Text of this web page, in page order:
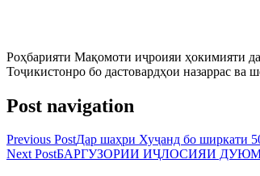
Роҳбарияти Мақомоти иҷроияи ҳокимияти
Тоҷикистонро бо дастовардҳои назаррас ва
Post navigation
Previous PostДар шаҳри Хуҷанд бо ширкати
Next PostБАРГУЗОРИИ ИҶЛОСИЯИ